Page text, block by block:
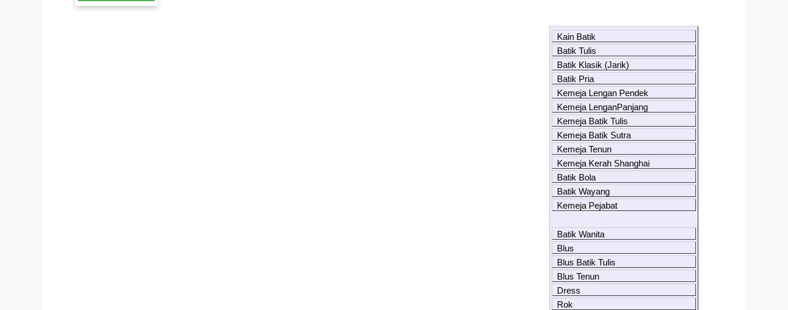
Kain Batik
Batik Tulis
Batik Klasik (Jarik)
Batik Pria
Kemeja Lengan Pendek
Kemeja LenganPanjang
Kemeja Batik Tulis
Kemeja Batik Sutra
Kemeja Tenun
Kemeja Kerah Shanghai
Batik Bola
Batik Wayang
Kemeja Pejabat
Batik Wanita
Blus
Blus Batik Tulis
Blus Tenun
Dress
Rok